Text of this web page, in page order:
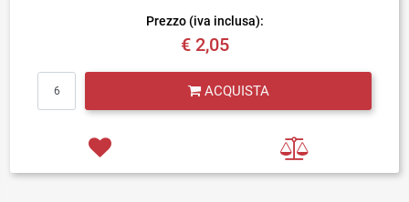
Prezzo (iva inclusa):
€ 2,05
ACQUISTA